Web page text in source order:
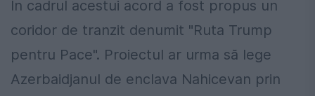
În cadrul acestui acord a fost propus un
coridor de tranzit denumit "Ruta Trump
pentru Pace". Proiectul ar urma să lege
Azerbaidjanul de enclava Nahicevan prin